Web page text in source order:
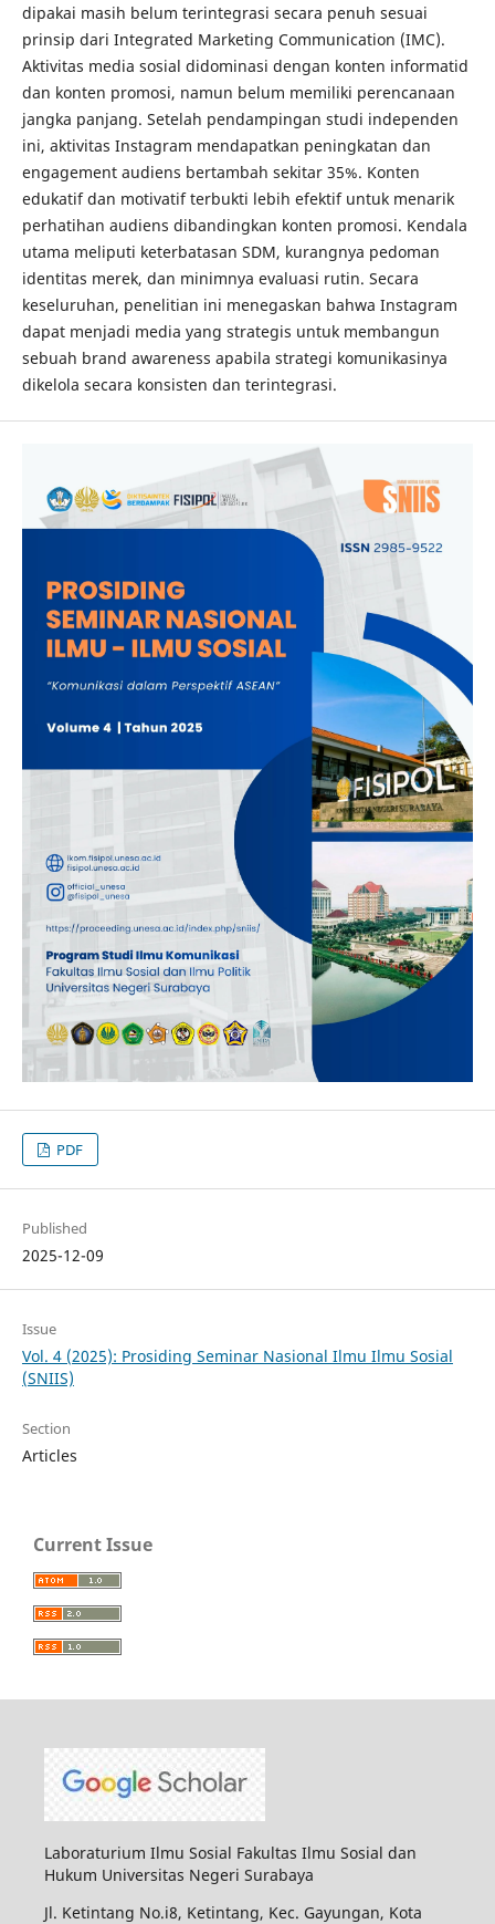
dipakai masih belum terintegrasi secara penuh sesuai
prinsip dari Integrated Marketing Communication (IMC).
Aktivitas media sosial didominasi dengan konten informatid
dan konten promosi, namun belum memiliki perencanaan
jangka panjang. Setelah pendampingan studi independen
ini, aktivitas Instagram mendapatkan peningkatan dan
engagement audiens bertambah sekitar 35%. Konten
edukatif dan motivatif terbukti lebih efektif untuk menarik
perhatihan audiens dibandingkan konten promosi. Kendala
utama meliputi keterbatasan SDM, kurangnya pedoman
identitas merek, dan minimnya evaluasi rutin. Secara
keseluruhan, penelitian ini menegaskan bahwa Instagram
dapat menjadi media yang strategis untuk membangun
sebuah brand awareness apabila strategi komunikasinya
dikelola secara konsisten dan terintegrasi.
PDF
Published
2025-12-09
Issue
Vol. 4 (2025): Prosiding Seminar Nasional Ilmu Ilmu Sosial
(SNIIS)
Section
Articles
Current Issue
Laboraturium Ilmu Sosial Fakultas Ilmu Sosial dan
Hukum Universitas Negeri Surabaya
Jl. Ketintang No.i8, Ketintang, Kec. Gayungan, Kota